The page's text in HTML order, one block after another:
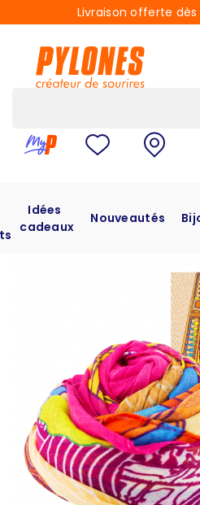
Livraison offerte
Idées
cadeaux
Nouveautés